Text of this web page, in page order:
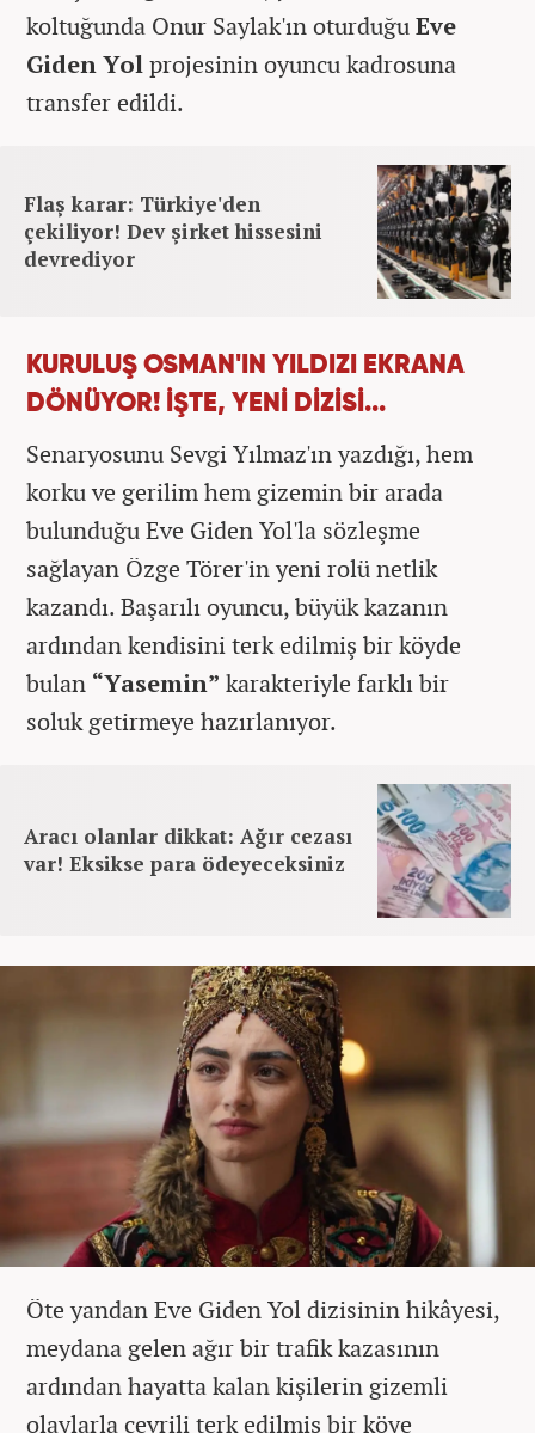
koltuğunda Onur Saylak'ın oturduğuEve
Giden Yolprojesinin oyuncu kadrosuna
transfer edildi.
Flaş karar: Türkiye'den
çekiliyor! Dev şirket hissesini
devrediyor
KURULUŞ OSMAN'IN YILDIZI EKRANA
DÖNÜYOR! İŞTE, YENİ DİZİSİ...
Senaryosunu Sevgi Yılmaz'ın yazdığı, hem
korku ve gerilim hem gizemin bir arada
bulunduğu Eve Giden Yol'la sözleşme
sağlayan Özge Törer'in yeni rolü netlik
kazandı. Başarılı oyuncu, büyük kazanın
ardından kendisini terk edilmiş bir köyde
bulan “Yasemin” karakteriyle farklı bir
soluk getirmeye hazırlanıyor.
Aracı olanlar dikkat: Ağır cezası
var! Eksikse para ödeyeceksiniz
Öte yandan Eve Giden Yol dizisinin hikâyesi,
meydana gelen ağır bir trafik kazasının
ardından hayatta kalan kişilerin gizemli
olaylarla çevrili terk edilmiş bir köye